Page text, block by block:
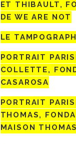
ET THIBAULT,
DE WE ARE NOT
LE
PORTRAIT
COLLETTE,
CASAROSA
PORTRAIT
THOMAS,
MAISON THOMAS